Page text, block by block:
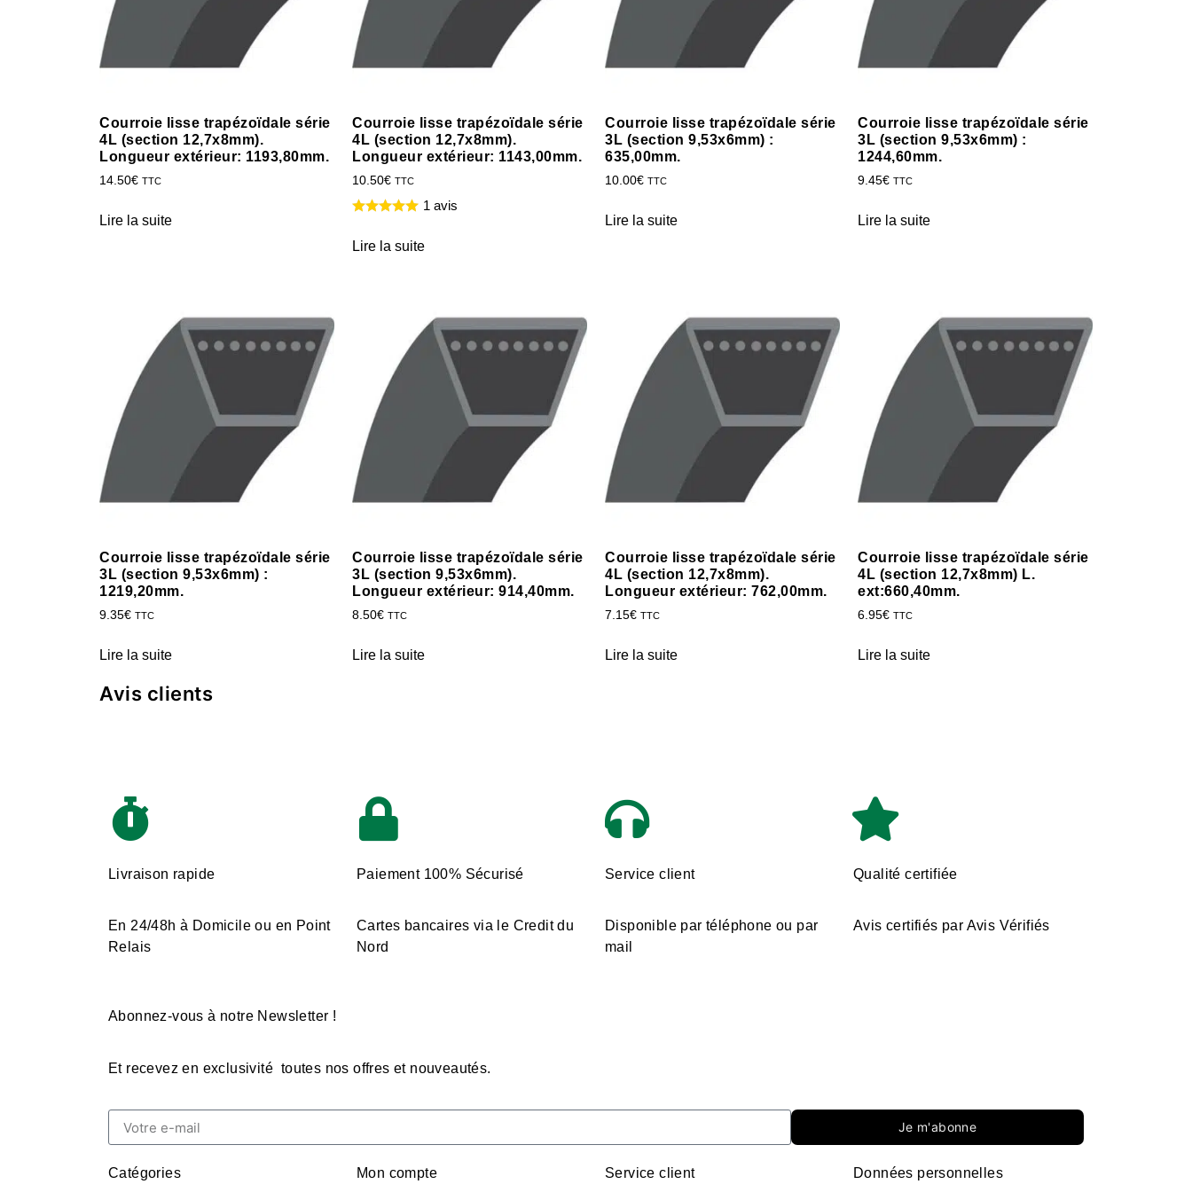
Courroie lisse trapézoïdale série
4L (section 12,7x8mm).
Longueur extérieur: 1193,80mm.
14.50€ TTC
Lire la suite
Courroie lisse trapézoïdale série
4L (section 12,7x8mm).
Longueur extérieur: 1143,00mm.
10.50€ TTC
1 avis
Lire la suite
Courroie lisse trapézoïdale série
3L (section 9,53x6mm) :
635,00mm.
10.00€ TTC
Lire la suite
Courroie lisse trapézoïdale série
3L (section 9,53x6mm) :
1244,60mm.
9.45€ TTC
Lire la suite
Courroie lisse trapézoïdale série
3L (section 9,53x6mm) :
1219,20mm.
9.35€ TTC
Lire la suite
Courroie lisse trapézoïdale série
3L (section 9,53x6mm).
Longueur extérieur: 914,40mm.
8.50€ TTC
Lire la suite
Courroie lisse trapézoïdale série
4L (section 12,7x8mm).
Longueur extérieur: 762,00mm.
7.15€ TTC
Lire la suite
Courroie lisse trapézoïdale série
4L (section 12,7x8mm) L.
ext:660,40mm.
6.95€ TTC
Lire la suite
Avis clients
Livraison rapide
En 24/48h à Domicile ou en Point
Relais
Paiement 100% Sécurisé
Cartes bancaires via le Credit du
Nord
Service client
Disponible par téléphone ou par
mail
Qualité certifiée
Avis certifiés par Avis Vérifiés
Abonnez-vous à notre Newsletter !
Et recevez en exclusivité toutes nos offres et nouveautés.
Je m'abonne
Catégories Mon compte Service client Données personnelles